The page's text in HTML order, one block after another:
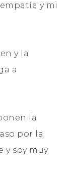
y mi
y la
a
la
por la
y soy muy